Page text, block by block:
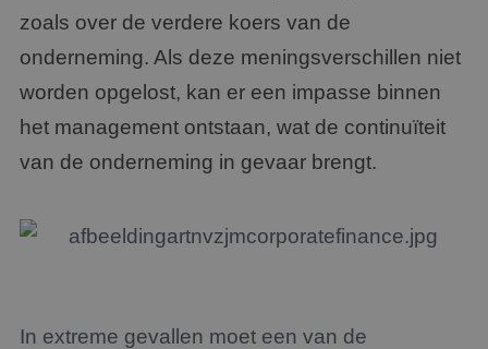
zoals over de verdere koers van de
onderneming. Als deze meningsverschillen niet
worden opgelost, kan er een impasse binnen
het management ontstaan, wat de continuïteit
van de onderneming in gevaar brengt.
In extreme gevallen moet een van de